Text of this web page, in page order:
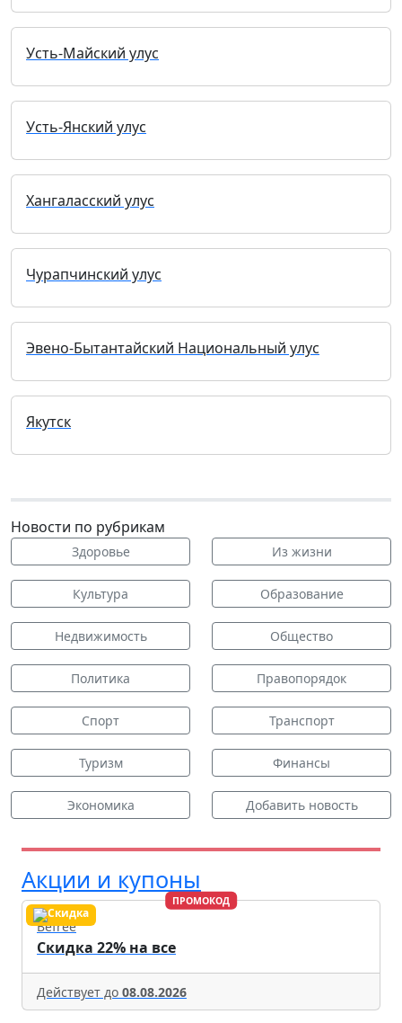
Усть-Майский улус
Усть-Янский улус
Хангаласский улус
Чурапчинский улус
Эвено-Бытантайский Национальный улус
Якутск
Новости по рубрикам
Здоровье Из жизни
Культура Образование
Недвижимость Общество
Политика Правопорядок
Спорт Транспорт
Туризм Финансы
Экономика Добавить новость
Акции и купоны
ПРОМОКОД
Befree
Скидка 22% на все
Действует до 08.08.2026